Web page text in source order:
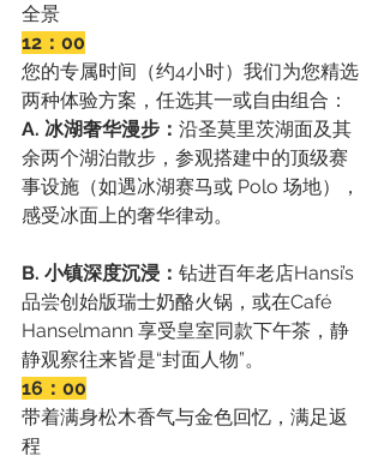
全景
12：00
您的专属时间（约4小时）我们为您精选
两种体验方案，任选其一或自由组合：
A. 冰湖奢华漫步： 沿圣莫里茨湖面及其
余两个湖泊散步，参观搭建中的顶级赛
事设施（如遇冰湖赛马或 Polo 场地），
感受冰面上的奢华律动。
B. 小镇深度沉浸： 钻进百年老店Hansi’s
品尝创始版瑞士奶酪火锅，或在Café
Hanselmann 享受皇室同款下午茶，静
静观察往来皆是“封面人物”。
16：00
带着满身松木香气与金色回忆，满足返
程